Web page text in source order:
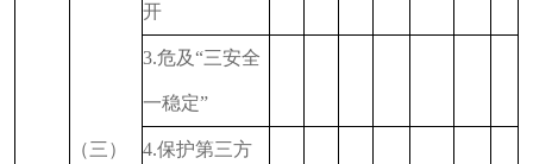
（三）
开
3.危及“三安全
一稳定”
4.保护第三方